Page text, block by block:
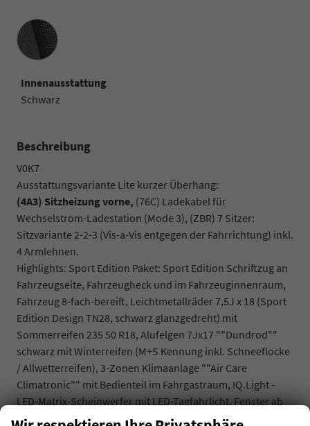
Innenausstattung
Innenausstattung
Schwarz
Beschreibung
V0K7
Ausstattungsvariante Lite kurzer Überhang:
(4A3) Sitzheizung vorne, (76C) Ladekabel für
Wechselstrom-Ladestation (Mode 3), (ZBR) 7 Sitzer:
Sitzvariante 2-2-3 (Vis-a-Vis entgegen der Fahrrichtung) inkl.
4 Armlehnen.
Highlights: Sport Edition Paket: Sport Edition Schriftzug an
Fahrzeugseite, Fahrzeugheck und im Fahrzeuginnenraum,
Fahrzeug 8-fach-bereift, Leichtmetallräder 7,5J x 18 (Sport
Edition Design TN28, schwarz glanzgedreht) mit
Sommerreifen 235 50 R18, Alufelgen 7Jx17 ""Dundrod""
schwarz mit Winterreifen (M+S Kennung inkl. Schneeflocke
/ Allwetterreifen), 3-Zonen Klimaanlage ""Air Care
Climatronic"" mit Bedienteil im Fahrgastraum, IQ.Light -
LED-Matrix-Scheinwerfer mit LED-Tagfahrlicht, Fenster ab
B-Säule abgedunkelt, Spurhalteassistent ""Lane Assist"",